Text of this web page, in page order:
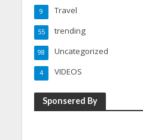
Travel
9
trending
55
Uncategorized
98
VIDEOS
4
Sponsered By